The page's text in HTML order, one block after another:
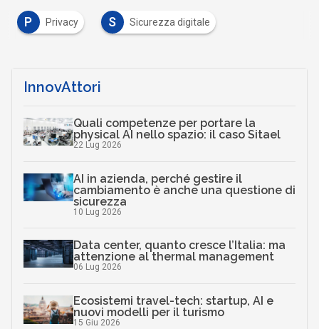
P Privacy S Sicurezza digitale
InnovAttori
Quali competenze per portare la
physical AI nello spazio: il caso Sitael
22 Lug 2026
AI in azienda, perché gestire il
cambiamento è anche una questione di
sicurezza
10 Lug 2026
Data center, quanto cresce l’Italia: ma
attenzione al thermal management
06 Lug 2026
Ecosistemi travel-tech: startup, AI e
nuovi modelli per il turismo
15 Giu 2026